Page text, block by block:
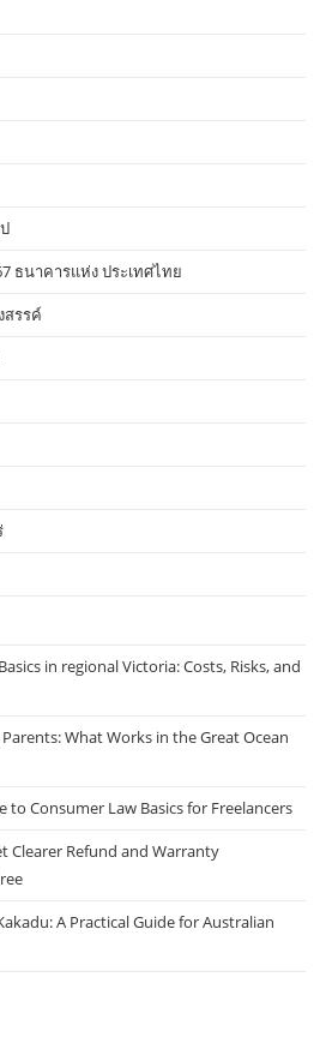
ธนาคารแห่ง ประเทศไทย
รรค์
in regional Victoria: Costs, Risks, and
What Works in the Great Ocean
Consumer Law Basics for Freelancers
Clearer Refund and Warranty
A Practical Guide for Australian